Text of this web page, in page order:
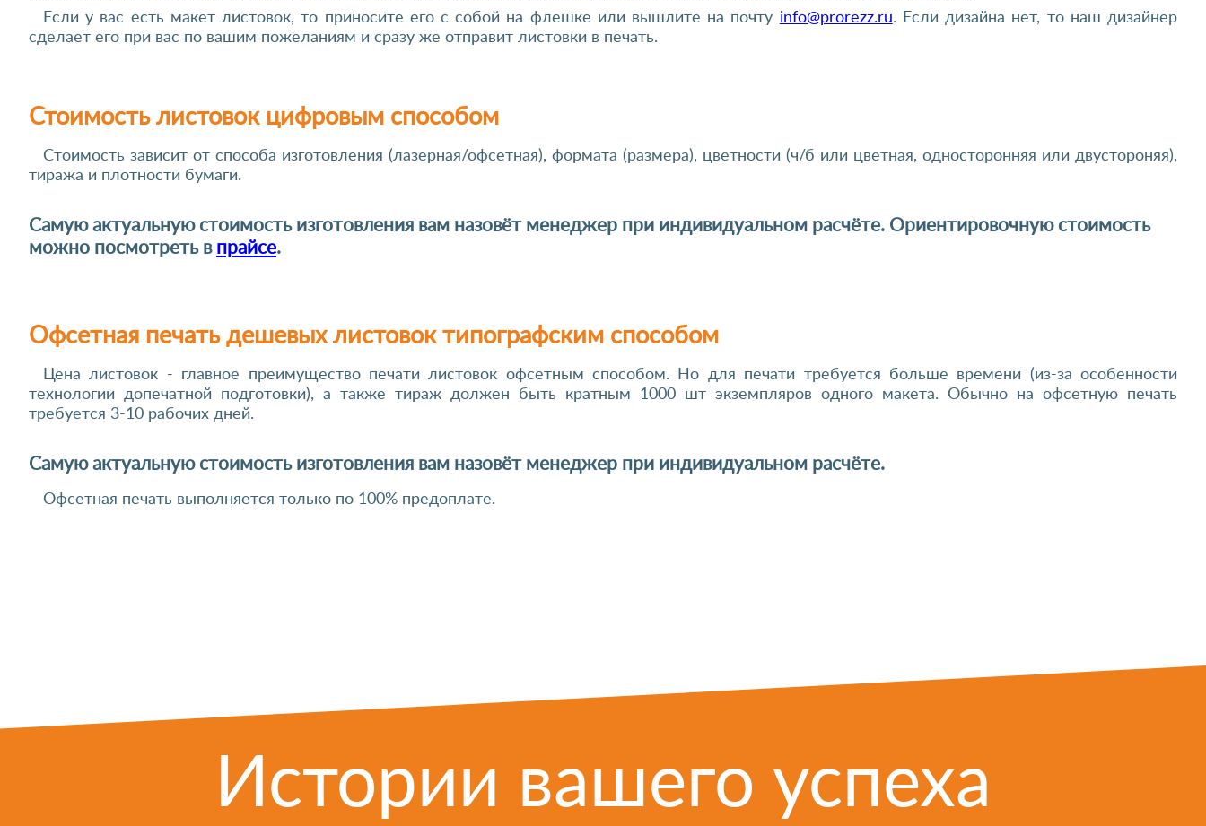
Если у вас есть макет листовок, то приносите его с собой на флешке или вышлите на почту info@prorezz.ru. Если дизайна нет, то наш дизайнер
сделает его при вас по вашим пожеланиям и сразу же отправит листовки в печать.
Стоимость листовок цифровым способом
Стоимость зависит от способа изготовления (лазерная/офсетная), формата (размера), цветности (ч/б или цветная, односторонняя или двустороняя),
тиража и плотности бумаги.
Самую актуальную стоимость изготовления вам назовёт менеджер при индивидуальном расчёте. Ориентировочную стоимость
можно посмотреть в прайсе.
Офсетная печать дешевых листовок типографским способом
Цена листовок - главное преимущество печати листовок офсетным способом. Но для печати требуется больше времени (из-за особенности
технологии допечатной подготовки), а также тираж должен быть кратным 1000 шт экземпляров одного макета. Обычно на офсетную печать
требуется 3-10 рабочих дней.
Самую актуальную стоимость изготовления вам назовёт менеджер при индивидуальном расчёте.
Офсетная печать выполняется только по 100% предоплате.
Истории вашего успеха